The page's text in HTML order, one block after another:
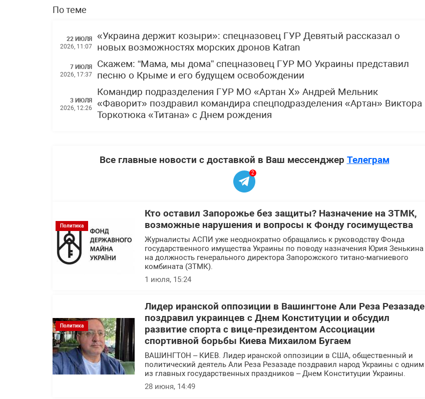
По теме
22 ИЮЛЯ
2026, 11:07
«Украина держит козыри»: спецназовец ГУР Девятый рассказал о
новых возможностях морских дронов Katran
7 ИЮЛЯ
2026, 17:37
Скажем: “Мама, мы дома” спецназовец ГУР МО Украины представил
песню о Крыме и его будущем освобождении
3 ИЮЛЯ
2026, 12:26
Командир подразделения ГУР МО «Артан Х» Андрей Мельник
«Фаворит» поздравил командира спецподразделения «Артан» Виктора
Торкотюка «Титана» с Днем рождения
Все главные новости с доставкой в Ваш мессенджер Телеграм
2
Политика
Кто оставил Запорожье без защиты? Назначение на ЗТМК,
возможные нарушения и вопросы к Фонду госимущества
Журналисты АСПИ уже неоднократно обращались к руководству Фонда
государственного имущества Украины по поводу назначения Юрия Зенькина
на должность генерального директора Запорожского титано-магниевого
комбината (ЗТМК).
1 июля, 15:24
Политика
Лидер иранской оппозиции в Вашингтоне Али Реза Резазаде
поздравил украинцев с Днем Конституции и обсудил
развитие спорта с вице-президентом Ассоциации
спортивной борьбы Киева Михаилом Бугаем
ВАШИНГТОН – КИЕВ. Лидер иранской оппозиции в США, общественный и
политический деятель Али Реза Резазаде поздравил народ Украины с одним
из главных государственных праздников – Днем Конституции Украины.
28 июня, 14:49